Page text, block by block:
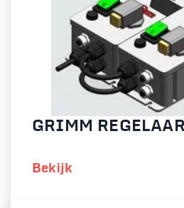
GRIMM
Bekijk